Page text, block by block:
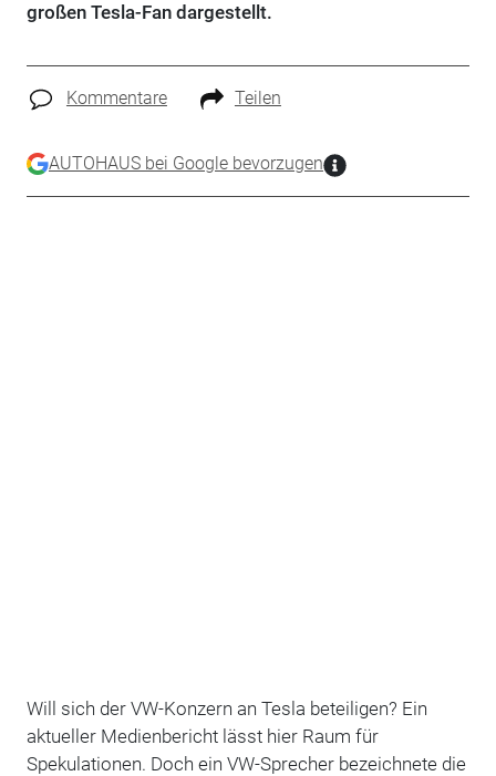
großen Tesla-Fan dargestellt.
Kommentare Teilen
AUTOHAUS bei Google bevorzugen
Will sich der VW-Konzern an Tesla beteiligen? Ein
aktueller Medienbericht lässt hier Raum für
Spekulationen. Doch ein VW-Sprecher bezeichnete die